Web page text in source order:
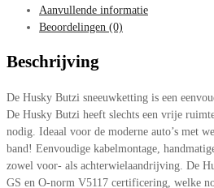
Aanvullende informatie
Beoordelingen (0)
Beschrijving
De Husky Butzi sneeuwketting is een
De Husky Butzi heeft slechts een vrije
nodig. Ideaal voor de moderne auto’s met
band! Eenvoudige kabelmontage,
zowel voor- als achterwielaandrijving. De
GS en O-norm V5117 certificering, welke